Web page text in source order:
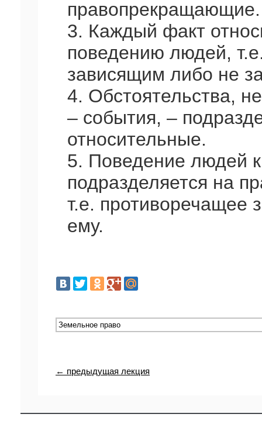
правопрекращающие.
3. Каждый факт
поведению людей,
зависящим либо не
4. Обстоятельства,
– события, –
относительные.
5. Поведение людей
подразделяется на
т.е. противоречащее
ему.
← предыдущая лекция